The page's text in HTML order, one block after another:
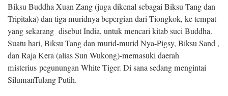
Biksu Buddha Xuan Zang (juga dikenal sebagai Biksu Tang dan
Tripitaka) dan tiga muridnya bepergian dari Tiongkok, ke tempat
yang sekarang disebut India, untuk mencari kitab suci Buddha.
Suatu hari, Biksu Tang dan murid-murid Nya-Pigsy, Biksu Sand ,
dan Raja Kera (alias Sun Wukong)-memasuki daerah
misterius pegunungan White Tiger. Di sana sedang mengintai
SilumanTulang Putih.